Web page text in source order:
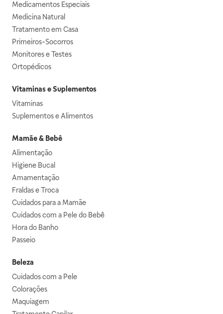
Medicamentos Especiais
Medicina Natural
Tratamento em Casa
Primeiros-Socorros
Monitores e Testes
Ortopédicos
Vitaminas e Suplementos
Vitaminas
Suplementos e Alimentos
Mamãe & Bebê
Alimentação
Higiene Bucal
Amamentação
Fraldas e Troca
Cuidados para a Mamãe
Cuidados com a Pele do Bebê
Hora do Banho
Passeio
Beleza
Cuidados com a Pele
Colorações
Maquiagem